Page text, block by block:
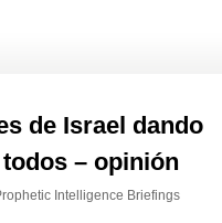
de Israel dando
– opinión
Intelligence Briefings